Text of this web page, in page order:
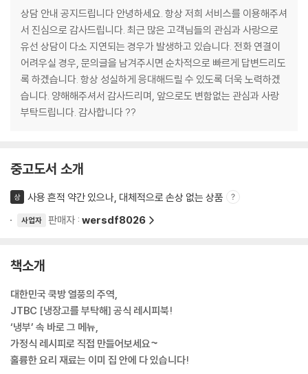
상담 안내 공지드립니다 안녕하세요. 항상 저희 서비스를 이용해주셔
서 진심으로 감사드립니다. 최근 많은 고객님들의 관심과 사랑으로
유선 상담이 다소 지연되는 경우가 발생하고 있습니다. 전화 연결이
어려우실 경우, 문의글을 남겨주시면 순차적으로 빠르게 답변드리도
록 하겠습니다. 항상 성실하게 응대해드릴 수 있도록 더욱 노력하겠
습니다. 양해해주셔서 감사드리며, 앞으로도 변함없는 관심과 사랑
부탁드립니다. 감사합니다 ??
중고도서 소개
상 사용 흔적 약간 있으나, 대체적으로 손상 없는 상품
사업자 판매자 : wersdf8026
책소개
대한민국 쿡방 열풍의 주역,
JTBC [냉장고를 부탁해] 공식 레시피북!
‘냉부’ 속 바로 그 메뉴,
가정식 레시피로 직접 만들어보세요~
훌륭한 요리 재료는 이미 집 안에 다 있습니다!